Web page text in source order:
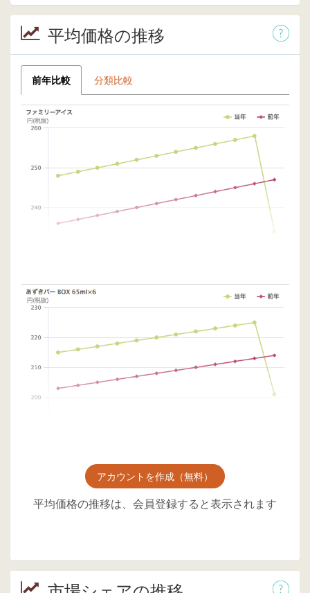
平均価格の推移
前年比較 分類比較
アカウントを作成（無料）
平均価格の推移は、会員登録すると表示されます